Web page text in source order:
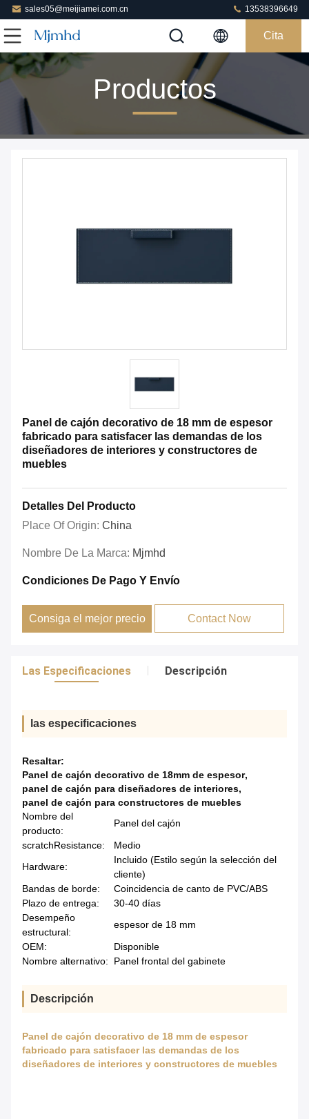
sales05@meijiamei.com.cn 13538396649
Cita
Productos
Panel de cajón decorativo de 18 mm de espesor
fabricado para satisfacer las demandas de los
diseñadores de interiores y constructores de
muebles
Detalles Del Producto
Place Of Origin: China
Nombre De La Marca: Mjmhd
Condiciones De Pago Y Envío
Consiga el mejor precio Contact Now
Las Especificaciones Descripción
las especificaciones
Resaltar:
Panel de cajón decorativo de 18mm de espesor,
panel de cajón para diseñadores de interiores,
panel de cajón para constructores de muebles
Nombre del
producto:
Panel del cajón
scratchResistance:
Medio
Hardware:
Incluido (Estilo según la selección del
cliente)
Bandas de borde:
Coincidencia de canto de PVC/ABS
Plazo de entrega:
30-40 días
Desempeño
estructural:
espesor de 18 mm
OEM:
Disponible
Nombre alternativo:
Panel frontal del gabinete
Descripción
Panel de cajón decorativo de 18 mm de espesor
fabricado para satisfacer las demandas de los
diseñadores de interiores y constructores de muebles